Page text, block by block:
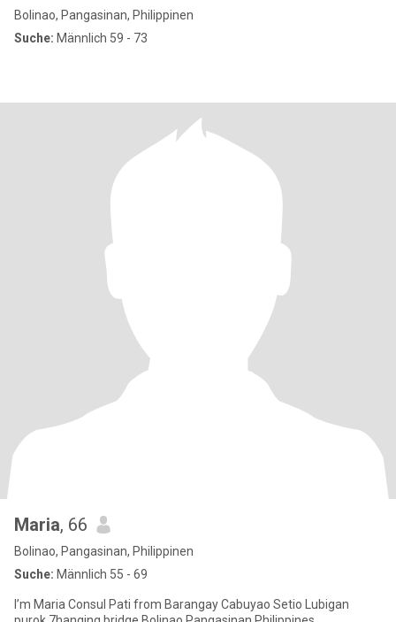
Bolinao, Pangasinan, Philippinen
Suche: Männlich 59 - 73
Maria, 66
Bolinao, Pangasinan, Philippinen
Suche: Männlich 55 - 69
I’m Maria Consul Pati from Barangay Cabuyao Setio Lubigan